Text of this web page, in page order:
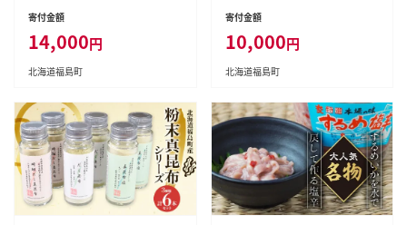
寄付金額
14,000円
北海道福島町
53
寄付金額
10,000円
北海道福島町